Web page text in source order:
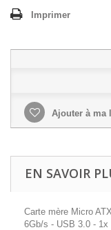
Imprimer
Ajouter à ma
EN SAVOIR
Carte mère Micro
6Gb/s - USB 3.0 -